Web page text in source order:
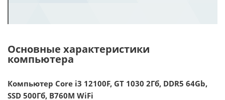
Основные характеристики
компьютера
Компьютер Core i3 12100F, GT 1030 2Гб, DDR5 64Gb,
SSD 500Гб, B760M WiFi